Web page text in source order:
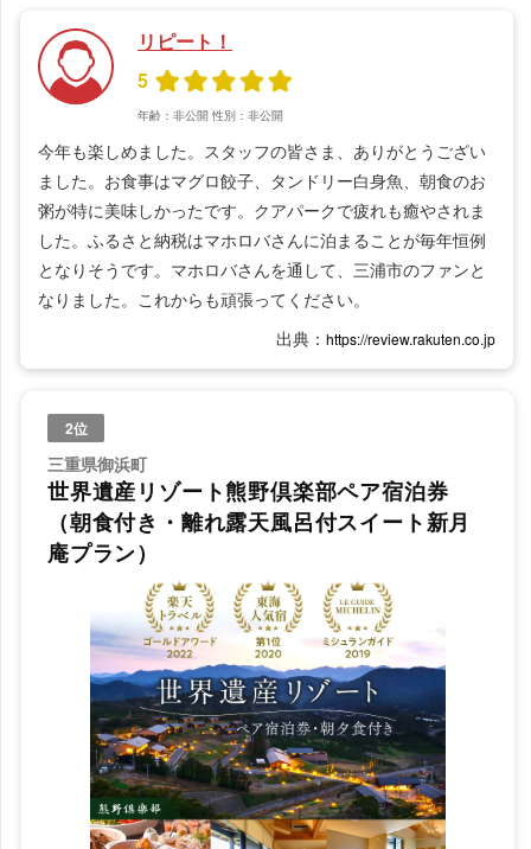
リピート！
5
年齢：非公開 性別：非公開
今年も楽しめました。スタッフの皆さま、ありがとうござい
ました。お食事はマグロ餃子、タンドリー白身魚、朝食のお
粥が特に美味しかったです。クアパークで疲れも癒やされま
した。ふるさと納税はマホロバさんに泊まることが毎年恒例
となりそうです。マホロバさんを通して、三浦市のファンと
なりました。これからも頑張ってください。
出典： https://review.rakuten.co.jp
2位
三重県御浜町
世界遺産リゾート熊野倶楽部ペア宿泊券
（朝食付き・離れ露天風呂付スイート新月
庵プラン）